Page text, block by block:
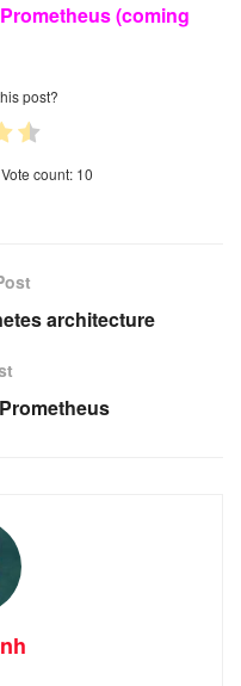
(coming
post?
count: 10
architecture